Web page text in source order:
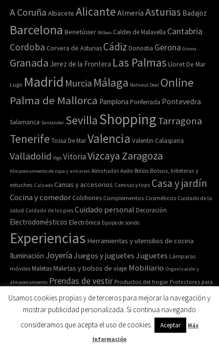
A Coruña Albacete Alicante Almería Asturias Badajoz
Barcelona Benetússer Bilbao Caldes de Malavella Cantabria
Cordoba Corvera de Asturias Cádiz Donostia Gerona Girona
Granada Jerez de la Frontera Las Palmas Lloret De Mar
Lugo Madrid Murcia Málaga National Deal Online
Palma de Mallorca Pamplona Ponferrada Pontevedra
Salamanca Santander Sevilla ShoppingTarragona
Tenerife Tossa De MarValencia Valentin Calasparra
Valladolid Vigo VitoriaVizcaya Zaragoza
Almacenamiento de ropa y armarios Almohadas Audio Bolsos Bolsos, billeteras y
estuches Calzado Camas y accesorios Camisas y tops Casa y jardín
Cocina y comedor Colchones Complementos Cosméticos Cuidado de la
salud Cuidado de los pies Cuidado personal Decoración
Electrodomésticos Electrónica Equipo de sonido
Experiencias Herramientas y utensilios de cocina
Iluminación Joyería Juegos y juguetes Juguetes Lámparas
móviles MaletasMaletas y bolsos de viaje Mobiliario Organización y
almacenamiento Prendas de vestir Productos del hogar Protectores para
colchones
Pulseras Recipiente para comida
Relojes de pulsera y de
Ropa de cama Ropa de casa Ropa deportiva
Ropa interior y
calcetines
Ropa y accesorios Salud y belleza
Usamos cookies propias y de terceros para mejorar la navegación y
mostrar publicidad personalizada. Si continua navegando
consideramos que acepta el uso de cookies.
Aceptar
Más
Información